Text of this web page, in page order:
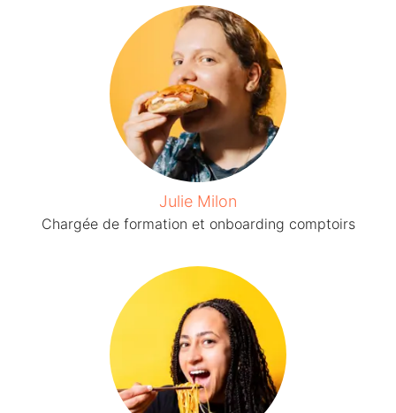
Julie Milon
Chargée de formation et onboarding comptoirs